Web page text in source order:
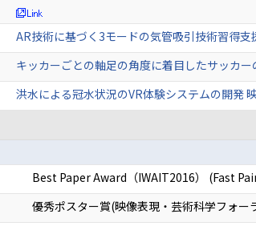
AR技術に基づく3モードの気管吸引技術習得
キッカーごとの軸足の角度に着目したサッカ
洪水による冠水状況のVR体験システムの開発
Best Paper Award（IWAIT2016） (Fast
優秀ポスター賞(映像表現・芸術科学フォ